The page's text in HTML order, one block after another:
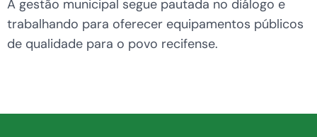
A gestão municipal segue pautada no diálogo e
trabalhando para oferecer equipamentos públicos
de qualidade para o povo recifense.